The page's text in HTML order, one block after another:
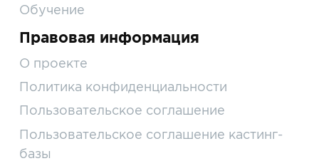
Обучение
Правовая информация
О проекте
Политика конфиденциальности
Пользовательское соглашение
Пользовательское соглашение кастинг-
базы